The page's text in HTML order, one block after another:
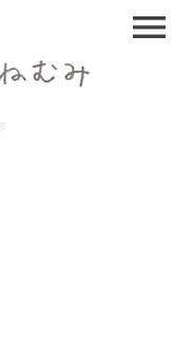
menu